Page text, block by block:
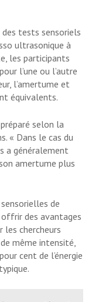
des tests sensoriels
ultrasonique à
les participants
l’une ou l’autre
l’amertume et
équivalents.
selon la
« Dans le cas du
a généralement
amertume plus
de
des avantages
les chercheurs
même intensité,
cent de l’énergie